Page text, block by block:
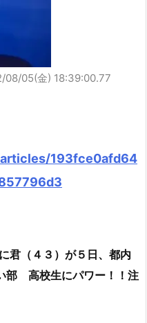
08/05(金) 18:39:00.77
193fce0afd64
君（４３）が５日、都内
部 高校生にパワー！！注